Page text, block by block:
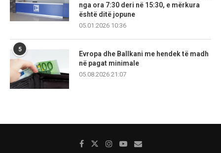
nga ora 7:30 deri në 15:30, e mërkura
është ditë jopune
05.01.2026 10:36
5
Evropa dhe Ballkani me hendek të madh
në pagat minimale
05.08.2026 21:07